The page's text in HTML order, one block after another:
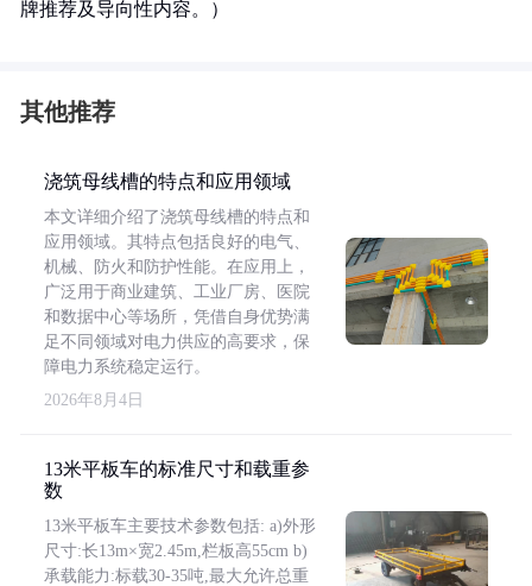
牌推荐及导向性内容。）
其他推荐
浇筑母线槽的特点和应用领域
本文详细介绍了浇筑母线槽的特点和
应用领域。其特点包括良好的电气、
机械、防火和防护性能。在应用上，
广泛用于商业建筑、工业厂房、医院
和数据中心等场所，凭借自身优势满
足不同领域对电力供应的高要求，保
障电力系统稳定运行。
2026年8月4日
13米平板车的标准尺寸和载重参
数
13米平板车主要技术参数包括: a)外形
尺寸:长13m×宽2.45m,栏板高55cm b)
承载能力:标载30-35吨,最大允许总重